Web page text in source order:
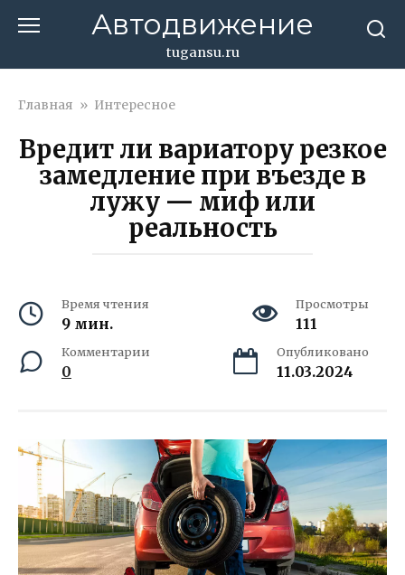
Автодвижение
tugansu.ru
Главная » Интересное
Вредит ли вариатору резкое
замедление при въезде в
лужу — миф или
реальность
Время чтения
9 мин.
Просмотры
111
Комментарии
0
Опубликовано
11.03.2024